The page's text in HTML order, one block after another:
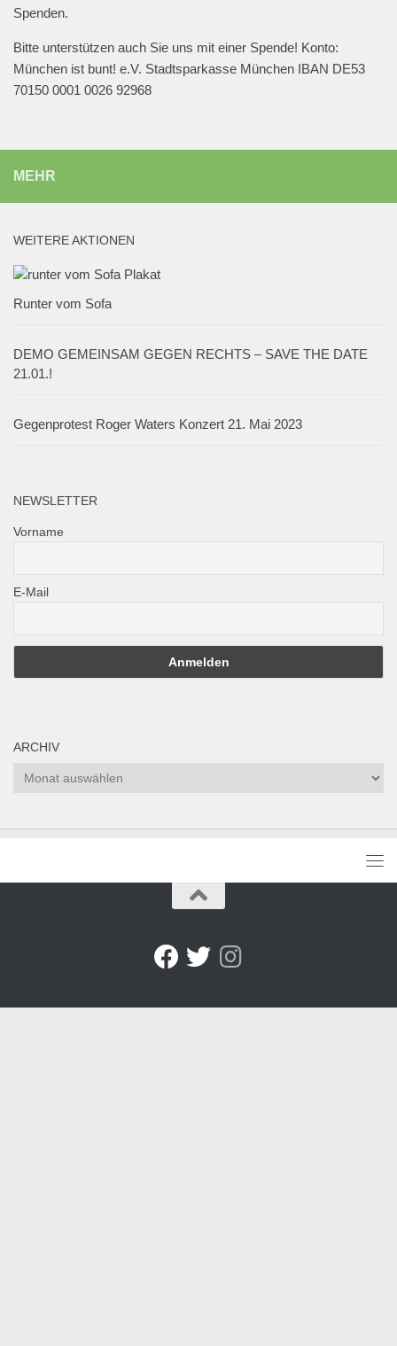
Spenden.
Bitte unterstützen auch Sie uns mit einer Spende! Konto:
München ist bunt! e.V. Stadtsparkasse München IBAN DE53
70150 0001 0026 92968
MEHR
WEITERE AKTIONEN
Runter vom Sofa
DEMO GEMEINSAM GEGEN RECHTS – SAVE THE DATE
21.01.!
Gegenprotest Roger Waters Konzert 21. Mai 2023
NEWSLETTER
Vorname
E-Mail
ARCHIV
Archiv